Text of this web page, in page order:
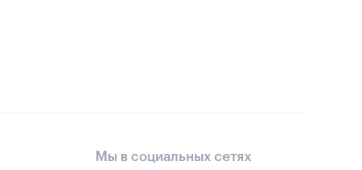
Мы в социальных сетях